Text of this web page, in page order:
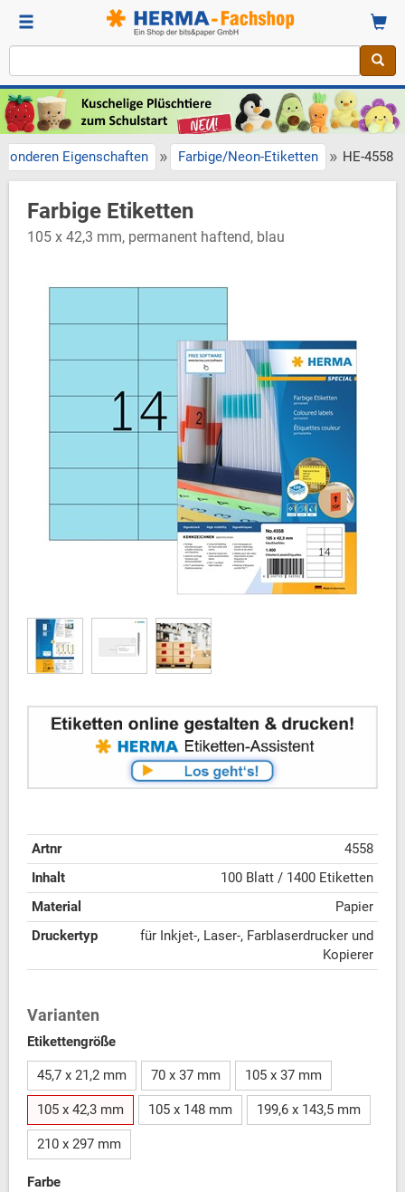
Eigenschaften » Farbige/Neon-Etiketten » HE-4558
Farbige Etiketten
105 x 42,3 mm, permanent haftend, blau
Artnr
4558
Inhalt
100 Blatt / 1400 Etiketten
Material
Papier
Druckertyp
für Inkjet-, Laser-, Farblaserdrucker und
Kopierer
Varianten
Etikettengröße
45,7 x 21,2 mm 70 x 37 mm 105 x 37 mm
105 x 42,3 mm 105 x 148 mm 199,6 x 143,5 mm
210 x 297 mm
Farbe